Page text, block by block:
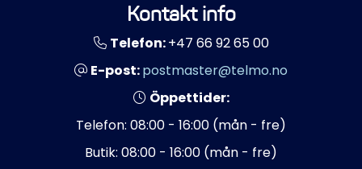
Kontakt info
Telefon:+47 66 92 65 00
E-post:postmaster@telmo.no
Öppettider:
Telefon: 08:00 - 16:00 (mån - fre)
Butik: 08:00 - 16:00 (mån - fre)